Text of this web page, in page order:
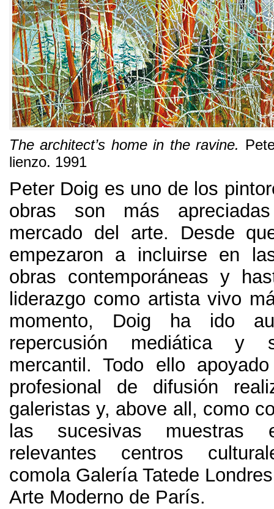
The architect’s home in the ravine.
lienzo. 1991
Peter Doig es uno de los
obras son más
mercado del arte. Desde
empezaron a incluirse en
obras contemporáneas y
liderazgo como artista vivo
momento, Doig ha ido
repercusión mediática y
mercantil .Todo ello
profesional de difusión
galeristas y, above all, como
las sucesivas
relevantes centros
comola Galería Tatede
Arte Moderno de París.